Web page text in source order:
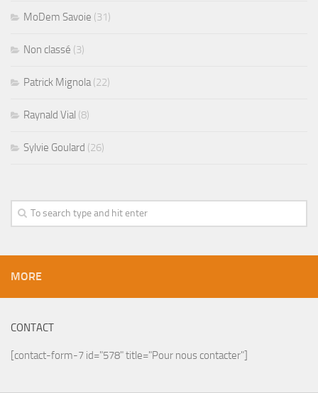
MoDem Savoie (31)
Non classé (3)
Patrick Mignola(22)
Raynald Vial (8)
Sylvie Goulard (26)
MORE
CONTACT
[contact-form-7 id="578" title="Pour nous contacter"]